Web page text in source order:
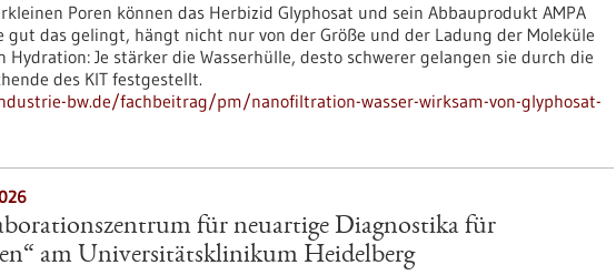
Poren können das Herbizid Glyphosat und sein Abbauprodukt AMPA
gut das gelingt, hängt nicht nur von der Größe und der Ladung der Moleküle
Hydration: Je stärker die Wasserhülle, desto schwerer gelangen sie durch die
des KIT festgestellt.
bw.de/fachbeitrag/pm/nanofiltration-wasser-wirksam-von-glyphosat-
für neuartige Diagnostika für
am Universitätsklinikum Heidelberg